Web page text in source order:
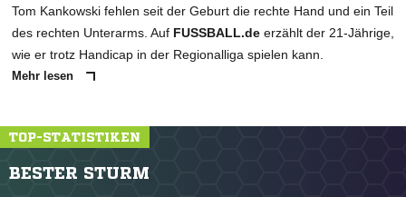
Tom Kankowski fehlen seit der Geburt die rechte Hand und ein Teil
des rechten Unterarms. Auf FUSSBALL.de erzählt der 21-Jährige,
wie er trotz Handicap in der Regionalliga spielen kann.
Mehr lesen
TOP-STATISTIKEN
BESTER STURM